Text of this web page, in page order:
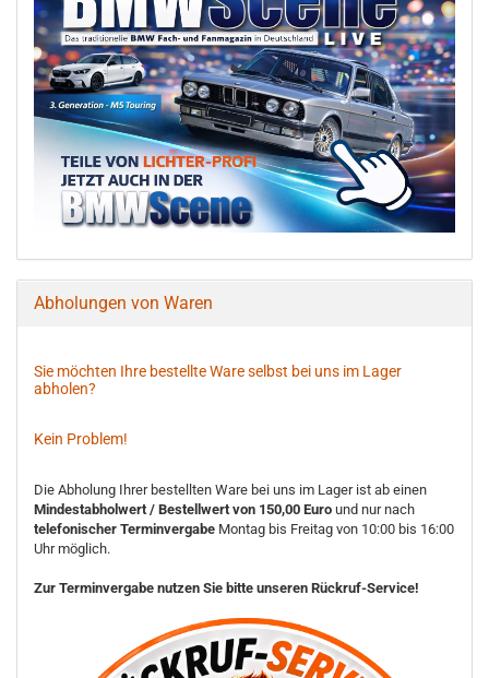
Abholungen von Waren
Sie möchten Ihre bestellte Ware selbst bei uns im Lager
abholen?
Kein Problem!
Die Abholung Ihrer bestellten Ware bei uns im Lager ist ab einen
Mindestabholwert / Bestellwert von 150,00 Euro und nur nach
telefonischer Terminvergabe Montag bis Freitag von 10:00 bis 16:00
Uhr möglich.
Zur Terminvergabe nutzen Sie bitte unseren Rückruf-Service!